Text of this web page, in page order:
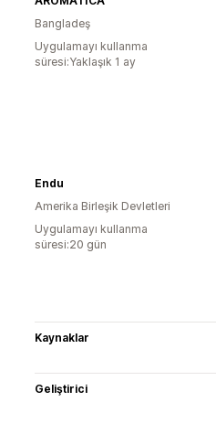
Bangladeş
Uygulamayı kullanma
süresi:Yaklaşık 1 ay
Endu
Amerika Birleşik Devletleri
Uygulamayı kullanma
süresi:20 gün
Kaynaklar
Geliştirici